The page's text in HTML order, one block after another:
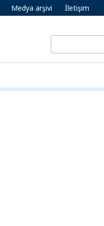
Medya arşivi İletişim